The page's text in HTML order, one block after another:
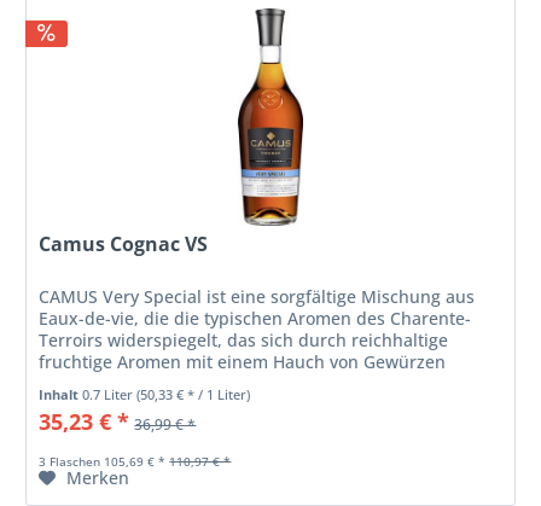
Camus Cognac VS
CAMUS Very Special ist eine sorgfältige Mischung aus
Eaux-de-vie, die die typischen Aromen des Charente-
Terroirs widerspiegelt, das sich durch reichhaltige
fruchtige Aromen mit einem Hauch von Gewürzen
Inhalt0.7 Liter(50,33 € * / 1 Liter)
35,23 € * 36,99 € *
3 Flaschen 105,69 € * 110,97 € *
Merken